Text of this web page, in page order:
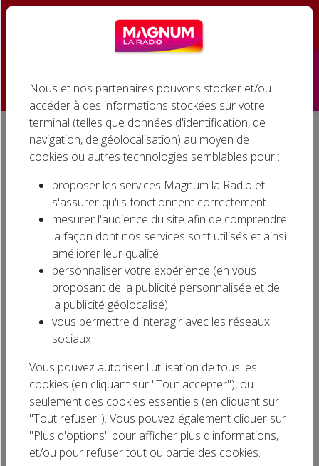
Accueil
Émissions
Infos
Agenda
Jeux
Cinéma
Rechercher
Nous et nos partenaires pouvons stocker et/ou
accéder à des informations stockées sur votre
terminal (telles que données d'identification, de
navigation, de géolocalisation) au moyen de
cookies ou autres technologies semblables pour :
proposer les services Magnum la Radio et
s'assurer qu'ils fonctionnent correctement
mesurer l'audience du site afin de comprendre
la façon dont nos services sont utilisés et ainsi
améliorer leur qualité
personnaliser votre expérience (en vous
proposant de la publicité personnalisée et de
la publicité géolocalisé)
vous permettre d'interagir avec les réseaux
sociaux
Vous pouvez autoriser l'utilisation de tous les
cookies (en cliquant sur "Tout accepter"), ou
seulement des cookies essentiels (en cliquant sur
"Tout refuser"). Vous pouvez également cliquer sur
"Plus d'options" pour afficher plus d'informations,
et/ou pour refuser tout ou partie des cookies.
Accueil Agenda associatif
AGENDA ASSOCIATIF
Evénements dans la région… Où sortir dans la
région ? Ecoutez l'AGENDA ASSOCIATIF sur
MAGNUM LA RADIO en semaine à 11h30 et
15h30, le samedi à 9h30 et 11h30.
Diffuser votre annonce en ligne !
Tous Doubs (25) Haute-Marne (52)
Meurthe-et-Moselle (54) Bas-Rhin (67)
Haut-Rhin (68) Vosges (88)